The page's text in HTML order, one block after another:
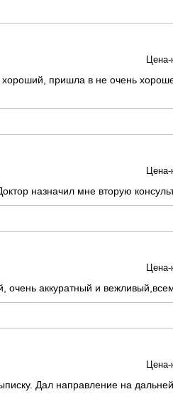
Цена-
пришла в не очень
Цена-
назначил мне вторую
Цена-
очень аккуратный и
Цена-
Дал направление на